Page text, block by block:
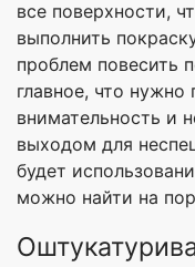
все поверхности,
выполнить
проблем повесить
главное, что
внимательность и
выходом для
будет
можно найти на